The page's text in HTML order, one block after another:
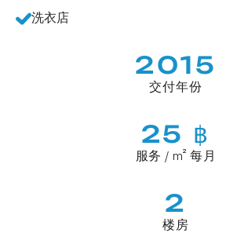
洗衣店
2015
交付年份
25 ฿
服务 / m² 每月
2
楼房